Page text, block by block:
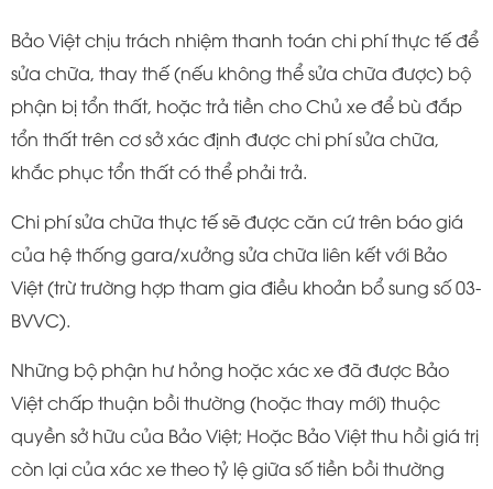
Bảo Việt chịu trách nhiệm thanh toán chi phí thực tế để
sửa chữa, thay thế (nếu không thể sửa chữa được) bộ
phận bị tổn thất, hoặc trả tiền cho Chủ xe để bù đắp
tổn thất trên cơ sở xác định được chi phí sửa chữa,
khắc phục tổn thất có thể phải trả.
Chi phí sửa chữa thực tế sẽ được căn cứ trên báo giá
của hệ thống gara/xưởng sửa chữa liên kết với Bảo
Việt (trừ trường hợp tham gia điều khoản bổ sung số 03-
BVVC).
Những bộ phận hư hỏng hoặc xác xe đã được Bảo
Việt chấp thuận bồi thường (hoặc thay mới) thuộc
quyền sở hữu của Bảo Việt; Hoặc Bảo Việt thu hồi giá trị
còn lại của xác xe theo tỷ lệ giữa số tiền bồi thường